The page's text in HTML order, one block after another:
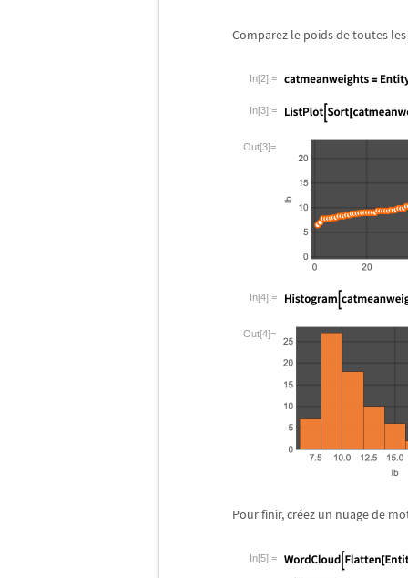
Comparez le poids de toutes les
In[2]:=
In[3]:=
Out[3]=
In[4]:=
Out[4]=
Pour finir, créez un nuage de
In[5]:=